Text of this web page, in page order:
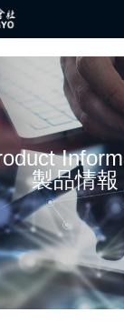
製品情報